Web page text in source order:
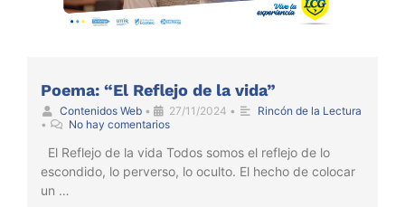
Poema: “El Reflejo de la vida”
Contenidos Web • 27/11/2024 •
Rincón de la Lectura
•
No hay comentarios
El Reflejo de la vida Todos somos el reflejo de lo
escondido, lo perverso, lo oculto. El hecho de colocar
un …